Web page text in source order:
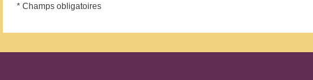
* Champs obligatoires